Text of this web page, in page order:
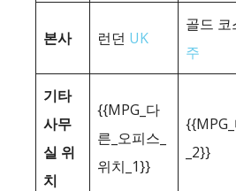
본사 런던 UK
골드 코
주
기타
사무
실 위
치
{{MPG_다
른_오피스_
위치_1}}
_2}}